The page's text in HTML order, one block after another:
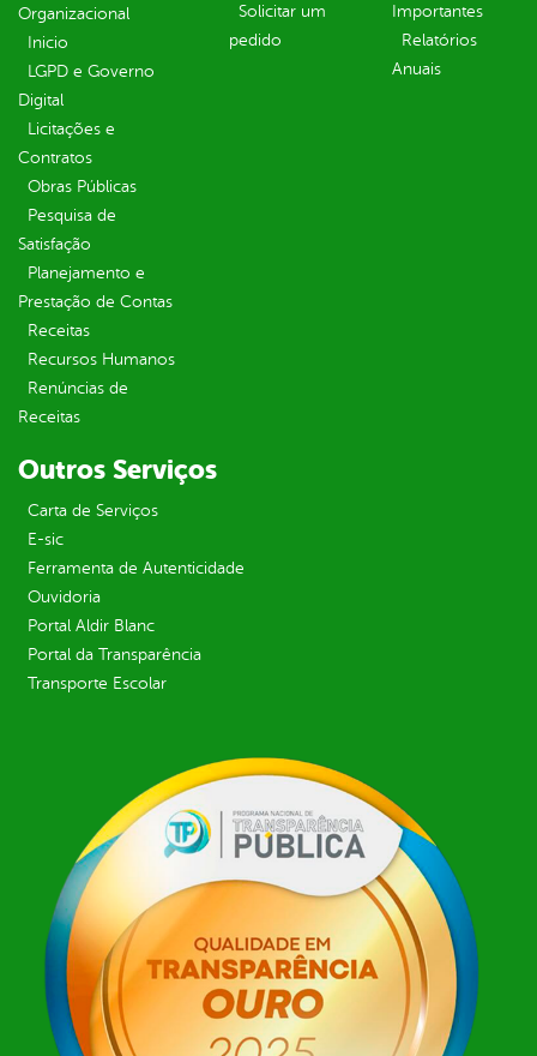
Organizacional
Inicio
LGPD e Governo
Digital
Licitações e
Contratos
Obras Públicas
Pesquisa de
Satisfação
Planejamento e
Prestação de Contas
Receitas
Recursos Humanos
Renúncias de
Receitas
Solicitar um
pedido
Importantes
Relatórios
Anuais
Outros Serviços
Carta de Serviços
E-sic
Ferramenta de Autenticidade
Ouvidoria
Portal Aldir Blanc
Portal da Transparência
Transporte Escolar